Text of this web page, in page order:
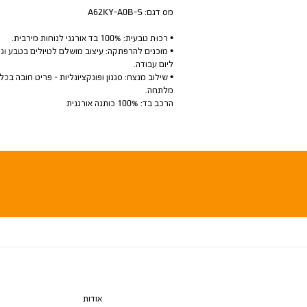
מס דגם:A62KY-A0B-S
• רכוּת טבעית: 100% בד אורגני לנוחות מירבית.
• מוכנים להרפתקה: עיצוב מושלם לטיולים בטבע
ליום עבודה.
• שילוב מנצח: סגנון ופונקציונליות - פריט חובה בכל
מלתחה.
הרכב בד: 100% כותנה אורגנית
אודות